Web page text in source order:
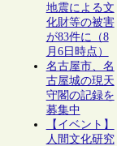
地震による文
化財等の被害
が83件に（8
月6日時点）
名古屋市、名
古屋城の現天
守閣の記録を
募集中
【イベント】
人間文化研究